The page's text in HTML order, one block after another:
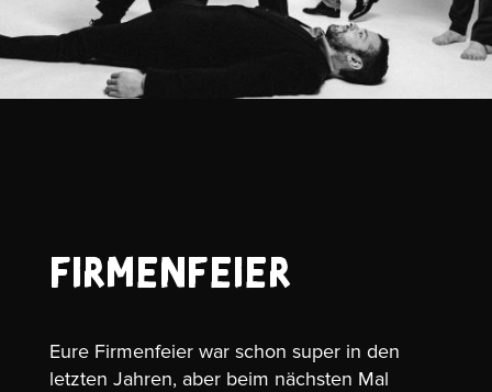
Firmenfeier
Eure Firmenfeier war schon super in den
letzten Jahren, aber beim nächsten Mal